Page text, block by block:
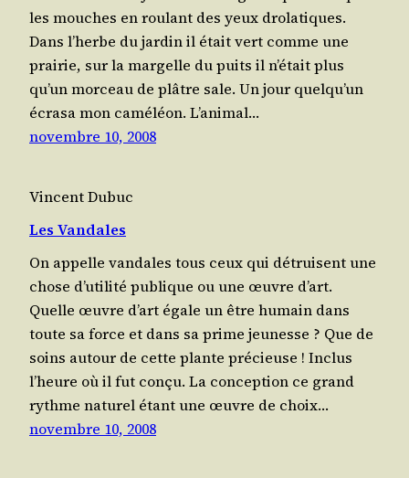
les mouches en rou­lant des yeux dro­la­tiques.
Dans l’herbe du jar­din il était vert comme une
prai­rie, sur la mar­gelle du puits il n’é­tait plus
qu’un mor­ceau de plâtre sale. Un jour quel­qu’un
écra­sa mon camé­léon. L’a­ni­mal…
novembre 10, 2008
Vincent Dubuc
Les Vandales
On appelle van­dales tous ceux qui détruisent une
chose d’u­ti­li­té publique ou une œuvre d’art.
Quelle œuvre d’art égale un être humain dans
toute sa force et dans sa prime jeu­nesse ? Que de
soins autour de cette plante pré­cieuse ! Inclus
l’heure où il fut conçu. La concep­tion ce grand
rythme natu­rel étant une œuvre de choix…
novembre 10, 2008